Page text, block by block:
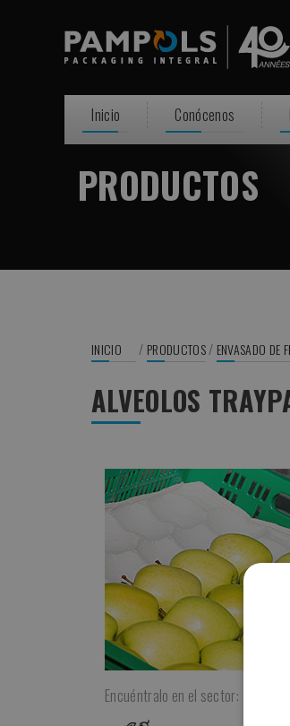
Inicio Conócenos
PRODUCTOS
INICIO / PRODUCTOS/ ENVASADO DE
ALVEOLOS
Encuéntralo en el sector: